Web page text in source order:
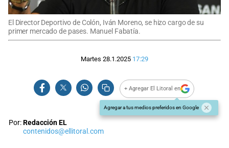
El Director Deportivo de Colón, Iván Moreno, se hizo cargo de su
primer mercado de pases. Manuel Fabatía.
Martes 28.1.2025 17:29
+ Agregar El Litoral en
Agregar a tus medios preferidos en Google
Por:Redacción EL
contenidos@ellitoral.com